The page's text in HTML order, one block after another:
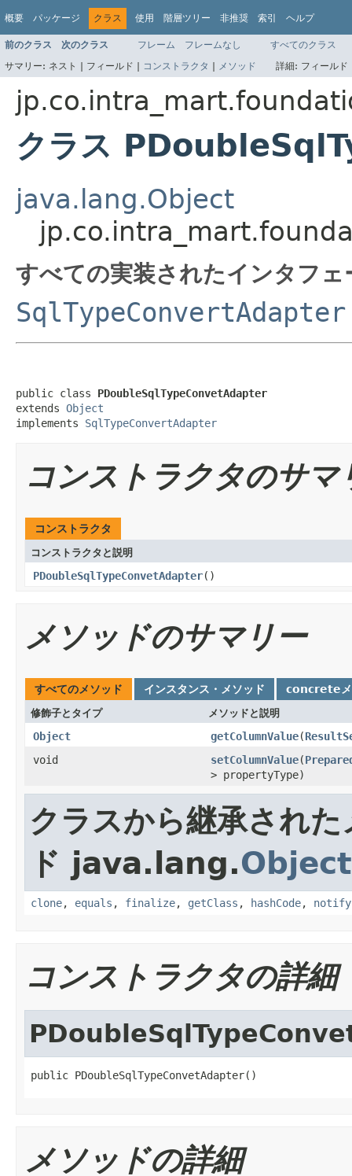
概要 パッケージ クラス 使用 階層ツリー 非推奨 索引 ヘルプ
前のクラス 次のクラス フレーム フレームなし
すべてのクラス
サマリー: ネスト | フィールド | コンストラクタ | メソッド 詳細: フィール
クラス
java.lang.Object
すべての実装されたインタフ
SqlTypeConvertAdapter
public class PDoubleSqlTypeConvetAdapter
extends Object
implements SqlTypeConvertAdapter
コンストラクタのサマ
コンストラクタ
コンストラクタと説明
PDoubleSqlTypeConvetAdapter()
メソッドのサマリー
すべてのメソッド インスタンス・メソッド concreteメ
修飾子とタイプ メソッドと説明
Object getColumnValue(
void
setColumnValue(
> propertyType)
クラスから継承された
ド java.lang.Object
clone, equals , finalize, getClass , hashCode, notify
コンストラクタの詳細
public PDoubleSqlTypeConvetAdapter()
メソッドの詳細